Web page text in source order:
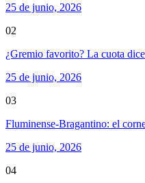
25 de junio, 2026
02
¿Gremio favorito? La cuota
25 de junio, 2026
03
Fluminense-Bragantino: el
25 de junio, 2026
04